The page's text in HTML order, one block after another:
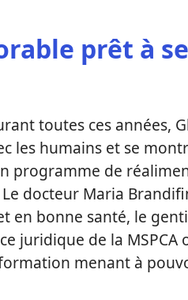
prêt à
toutes ces années,
les humains et se
programme de
docteur Maria
en bonne santé, le
juridique de la
menant à